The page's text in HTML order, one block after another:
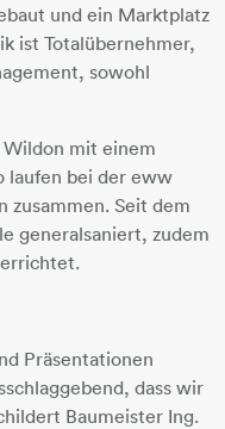
und ein Marktplatz
ist Totalübernehmer,
sowohl
mit einem
laufen bei der eww
zusammen. Seit dem
generalsaniert, zudem
Präsentationen
dass wir
Baumeister Ing.